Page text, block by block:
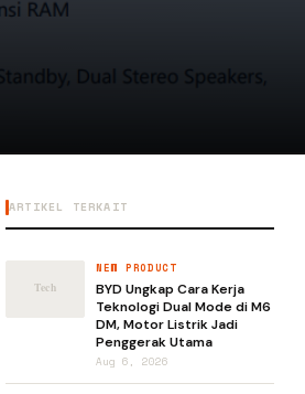
ARTIKEL TERKAIT
NEW PRODUCT
BYD Ungkap Cara Kerja
Teknologi Dual Mode di M6
DM, Motor Listrik Jadi
Penggerak Utama
Aug 6, 2026